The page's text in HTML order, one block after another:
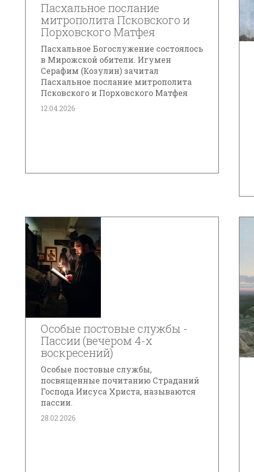
Пасхальное послание
митрополита Псковского и
Порховского Матфея
Пасхальное Богослужение состоялось
в Мирожской обители. Игумен
Серафим (Козулин) зачитал
Пасхальное послание митрополита
Псковского и Порховского Матфея
12.04.2026
Особые постовые службы -
Пассии (вечером 4-х
воскресений)
Особые постовые службы,
посвященные почитанию Страданий
Господа Иисуса Христа, называются
пассии.
28.02.2026